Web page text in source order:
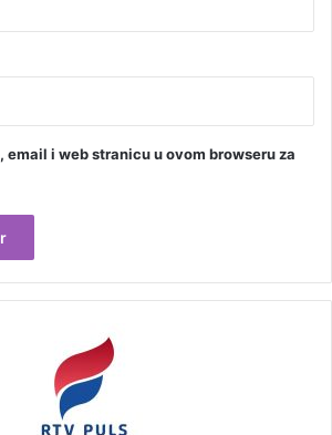
email i web stranicu u ovom browseru za